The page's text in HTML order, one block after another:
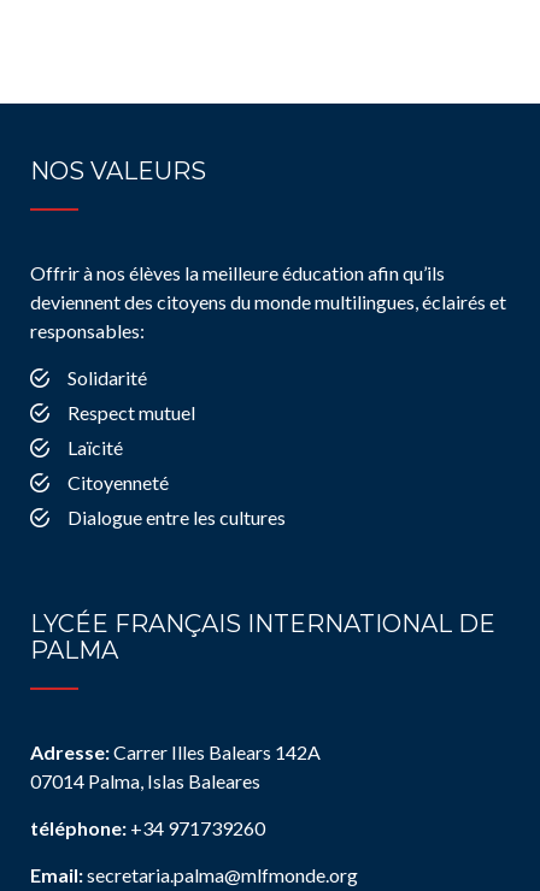
NOS VALEURS
Offrir à nos élèves la meilleure éducation afin qu’ils
deviennent des citoyens du monde multilingues, éclairés et
responsables:
Solidarité
Respect mutuel
Laïcité
Citoyenneté
Dialogue entre les cultures
LYCÉE FRANÇAIS INTERNATIONAL DE
PALMA
Adresse:Carrer Illes Balears 142A
07014 Palma, Islas Baleares
téléphone: +34 971739260
Email:secretaria.palma@mlfmonde.org